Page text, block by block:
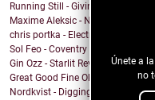
Únete a
no
Running Still - Giving Up
Maxime Aleksic - Need to Move On
chris portka - Electric Guitar
Sol Feo - Coventry
Gin Ozz - Starlit Reverie
Great Good Fine Ok x Danielle
Nordkvist - Digging Trenches